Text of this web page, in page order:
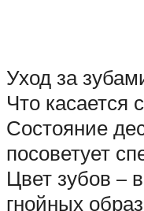
Уход за
Что касается
Состояние
посоветует
Цвет зубов –
гнойных